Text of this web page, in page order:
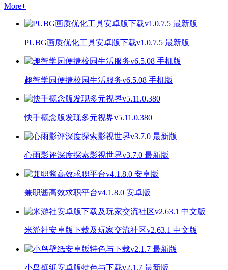
More+
PUBG画质优化工具安卓版下载v1.0.7.5 最新版
趣智学园便捷校园生活服务v6.5.08 手机版
快手概念版发现多元视界v5.11.0.380
心雨影评深度探索影视世界v3.7.0 最新版
兼职酱高效求职平台v4.1.8.0 安卓版
米游社安卓版下载及玩家交流社区v2.63.1 中文版
小鸟壁纸安卓版特色与下载v2.1.7 最新版